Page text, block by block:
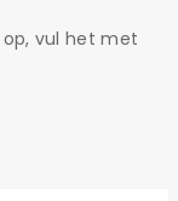
op, vul het met